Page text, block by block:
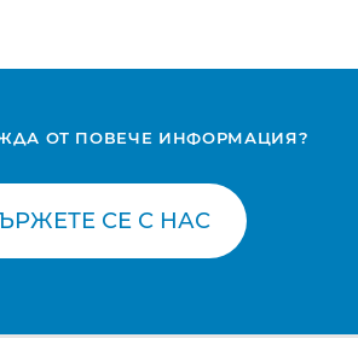
купето
ОТ ПОВЕЧЕ ИНФОРМАЦИЯ?
СЕ С НАС